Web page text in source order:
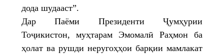
дода шудааст”.
Дар Паёми Президенти Ҷумҳурии
Тоҷикистон, муҳтарам Эмомалӣ Раҳмон ба
ҳолат ва рушди неругоҳҳои барқии мамлакат